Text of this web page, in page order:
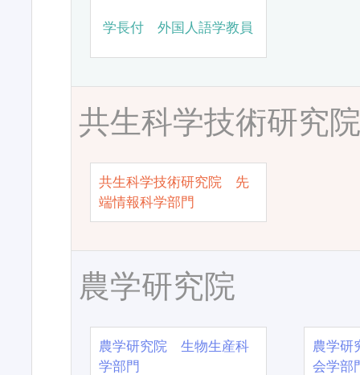
学長付 外国人語学教員
共生科学技術研究
共生科学技術研究院 先
端情報科学部門
農学研究院
農学研究院 生物生産科
学部門
農学
会学部